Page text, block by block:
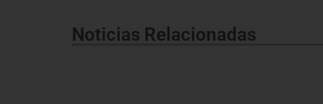
Noticias Relacionadas